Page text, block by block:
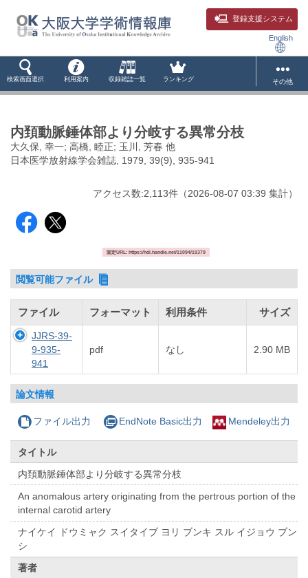
登録支援システム
English
検索画面選択 利用案内 収録雑誌一覧 ランキング その他
内頚動脈錘体部より分岐する異常分枝
大久保, 幸一; 高橋, 睦正; 玉川, 芳春 他
日本医学放射線学会雑誌, 1979, 39(9), 935-941
アクセス数:2,113件 （2026-08-07 03:39 集計）
固定URL: https://hdl.handle.net/11094/19379
閲覧可能ファイル
ファイル フォーマット 利用条件 サイズ
JJRS-39-
9-935-
941
pdf なし 2.90 MB
論文情報
ファイル出力 EndNote Basic出力 Mendeley出力
タイトル
内頚動脈錘体部より分岐する異常分枝
An anomalous artery originating from the pertrous portion of the
internal carotid artery
ナイケイ ドウミャク スイタイブ ヨリ ブンキ スル イジョウ ブン
シ
著者